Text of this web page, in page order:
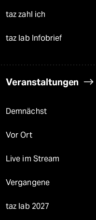
taz zahl ich
taz lab Infobrief
Veranstaltungen
Demnächst
Vor Ort
Live im Stream
Vergangene
taz lab 2027